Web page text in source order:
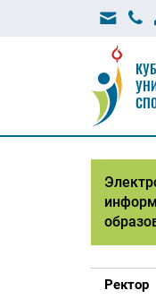
Ректор